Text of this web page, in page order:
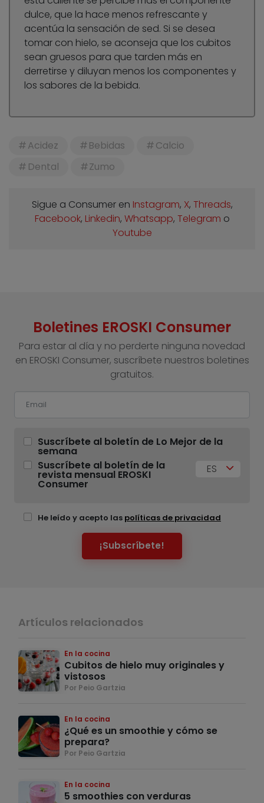
dulce, que la hace menos refrescante y
acentúa la sensación de sed. Si se desea
tomar con hielo, se aconseja que los cubitos
sean gruesos para que tarden más en
derretirse y diluyan menos los componentes y
los sabores de la bebida.
Acidez Bebidas
Calcio
Dental
Zumo
Sigue a Consumer en Instagram, X, Threads,
Facebook, Linkedin, Whatsapp, Telegram o
Youtube
Boletines EROSKI Consumer
Para estar al día y no perderte ninguna novedad
en EROSKI Consumer, suscríbete nuestros boletines
gratuitos.
Suscríbete al boletín de Lo Mejor de la
semana
Suscríbete al boletín de la
revista mensual EROSKI
Consumer
ES
He leído y acepto las políticas de privacidad
¡Subscríbete!
Artículos relacionados
En la cocina
Cubitos de hielo muy originales y
vistosos
Por Peio Gartzia
En la cocina
¿Qué es un smoothie y cómo se
prepara?
Por Peio Gartzia
En la cocina
5 smoothies con verduras